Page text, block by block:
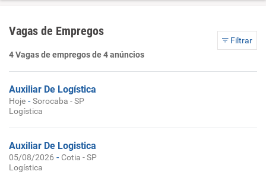
Vagas de Empregos
Filtrar
4 Vagas de empregos de 4 anúncios
Auxiliar De Logística
Hoje -Sorocaba - SP
Logística
Auxiliar De Logistica
05/08/2026 - Cotia - SP
Logística